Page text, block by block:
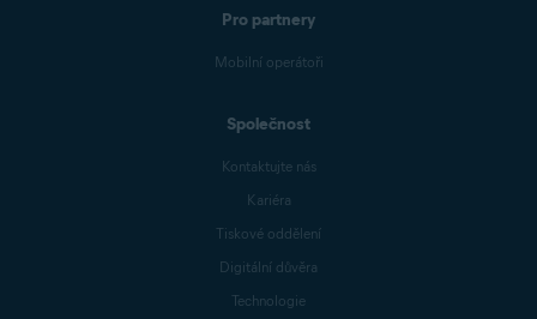
Pro partnery
Mobilní operátoři
Společnost
Kontaktujte nás
Kariéra
Tiskové oddělení
Digitální důvěra
Technologie